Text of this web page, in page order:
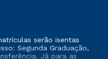
serão isentas
Segunda Graduação,
Já para as